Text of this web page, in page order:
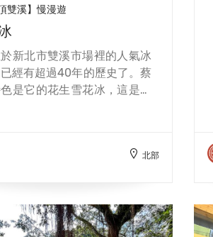
方式烹調，不加水，只用薑
、鹽巴、醬油和胡椒，將蟹
香氣完全鎖住，讓你一口接
不下來。雙溪的毛蟹不僅肉
還有豐富的蟹黃和蟹膏，是
絕對享受。你可以到雙溪車
物美價廉的美味。
雙溪】慢漫遊
新北市雙溪市場裡的人氣冰
經有超過40年的歷史了。蔡
是它的花生雪花冰，這是一
同的花生風味和口感。蔡冰
花冰非常受歡迎，每天都有
除了花生雪花冰外，蔡冰還
的冰品和甜湯，如綜合冰、紅
北部